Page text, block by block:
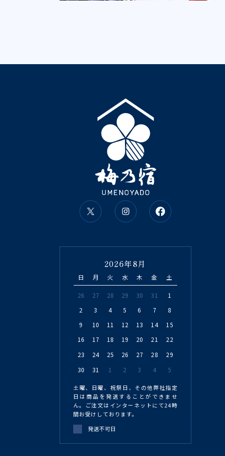
2026年8月
日 月 火 水 木 金 土
26 27 28 29 30 31
1
2
3 4 5 6 7
8
9
10 11 12 13 14
15
16
17 18 19 20 21
22
23
24 25 26 27 28
29
30
31 1 2 3 4 5
土曜、日曜、祝祭日、その他弊社指定
日は商品を発送することができませ
ん。ご注文はインターネットにて24時
間お受けしております。
発送不可日